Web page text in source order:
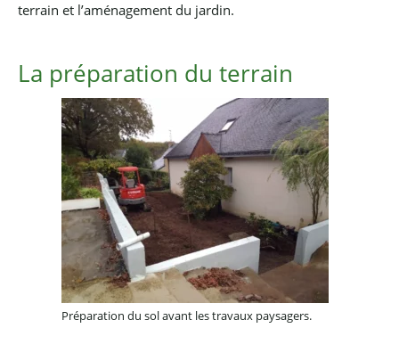
terrain et l’aménagement du jardin.
La préparation du terrain
Préparation du sol avant les travaux paysagers.